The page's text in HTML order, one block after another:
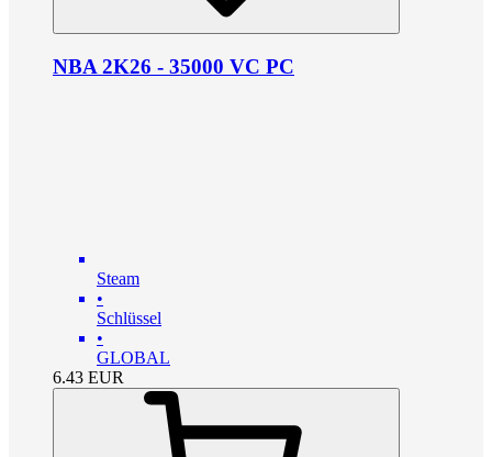
NBA 2K26 - 35000 VC PC
Steam
•
Schlüssel
•
GLOBAL
6.43 EUR